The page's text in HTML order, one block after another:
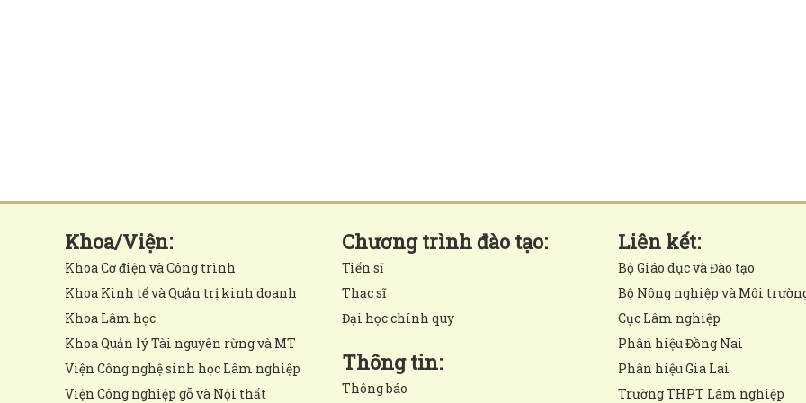
Khoa/Viện:
Khoa Cơ điện và Công trình
Khoa Kinh tế và Quản trị kinh doanh
Khoa Lâm học
Khoa Quản lý Tài nguyên rừng và MT
Viện Công nghệ sinh học Lâm nghiệp
Viện Công nghiệp gỗ và Nội thất
Chương trình đào tạo:
Tiến sĩ
Thạc sĩ
Đại học chính quy
Thông tin:
Thông báo
Liên kết:
Bộ Giáo dục và Đào tạo
Bộ Nông nghiệp và Môi
Cục Lâm nghiệp
Phân hiệu Đồng Nai
Phân hiệu Gia Lai
Trường THPT Lâm nghiệp